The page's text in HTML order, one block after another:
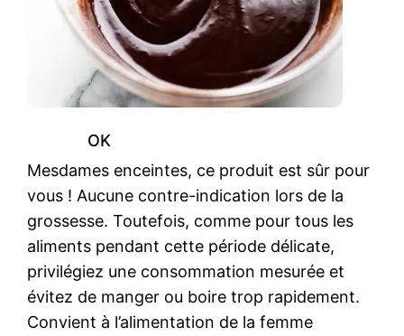
OK
Mesdames enceintes, ce produit est sûr pour
vous ! Aucune contre-indication lors de la
grossesse. Toutefois, comme pour tous les
aliments pendant cette période délicate,
privilégiez une consommation mesurée et
évitez de manger ou boire trop rapidement.
Convient à l’alimentation de la femme